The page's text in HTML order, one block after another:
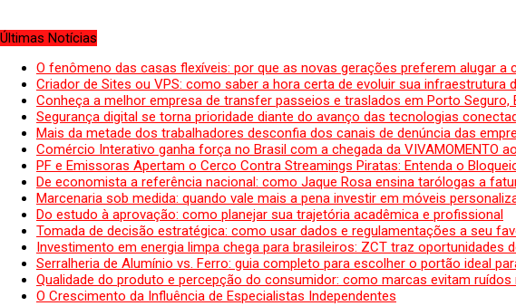
Últimas Notícias
O fenômeno das casas flexíveis: por que as novas gerações preferem alugar a
Criador de Sites ou VPS: como saber a hora certa de evoluir sua infraestrutura
Conheça a melhor empresa de transfer passeios e traslados em Porto Seguro,
Segurança digital se torna prioridade diante do avanço das tecnologias
Mais da metade dos trabalhadores desconfia dos canais de denúncia das
Comércio Interativo ganha força no Brasil com a chegada da VIVAMOMENTO
PF e Emissoras Apertam o Cerco Contra Streamings Piratas: Entenda o
De economista a referência nacional: como Jaque Rosa ensina tarólogas a
Marcenaria sob medida: quando vale mais a pena investir em móveis
Do estudo à aprovação: como planejar sua trajetória acadêmica e profissional
Tomada de decisão estratégica: como usar dados e regulamentações a seu
Investimento em energia limpa chega para brasileiros: ZCT traz oportunidades
Serralheria de Alumínio vs. Ferro: guia completo para escolher o portão ideal
Qualidade do produto e percepção do consumidor: como marcas evitam ruídos
O Crescimento da Influência de Especialistas Independentes